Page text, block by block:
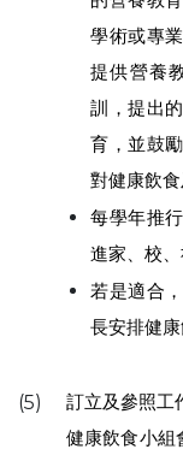
學術或專
提供營養
訓，提出
育，並鼓
對健康飲食
每學年推
進家、校、
若是適合
長安排健康
(5)
訂立及參照工
健康飲食小組